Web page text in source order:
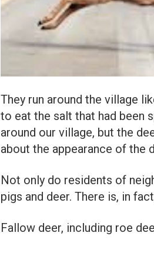
They run around the village
to eat the salt that had been
around our village, but the
about the appearance of the
Not only do residents of
pigs and deer. There is, in
Fallow deer, including roe